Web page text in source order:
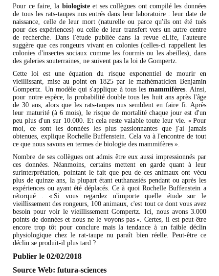
Pour ce faire, la biologisteet ses collègues ont compilé les données
de tous les rats-taupes nus entrés dans leur laboratoire : leur date de
naissance, celle de leur mort (naturelle ou parce qu'ils ont été tués
pour des expériences) ou celle de leur transfert vers un autre centre
de recherche. Dans l'étude publiée dans la revue eLife, l'auteure
suggère que ces rongeurs vivant en colonies (celles-ci rappellent les
colonies d'insectes sociaux comme les fourmis ou les abeilles), dans
des galeries souterraines, ne suivent pas la loi de Gompertz.
Cette loi est une équation du risque exponentiel de mourir en
vieillissant, mise au point en 1825 par le mathématicien Benjamin
Gompertz. Un modèle qui s'applique à tous lesmammifères. Ainsi,
pour notre espèce, la probabilité double tous les huit ans après l'âge
de 30 ans, alors que les rats-taupes nus semblent en faire fi. Après
leur maturité (à 6 mois), le risque de mortalité chaque jour est d'un
peu plus d'un sur 10.000. Et cela reste valable toute leur vie. « Pour
moi, ce sont les données les plus passionnantes que j'ai jamais
obtenues, explique Rochelle Buffenstein. Cela va à l'encontre de tout
ce que nous savons en termes de biologie des mammifères ».
Nombre de ses collègues ont admis être eux aussi impressionnés par
ces données. Néanmoins, certains mettent en garde quant à leur
surinterprétation, pointant le fait que peu de ces animaux ont vécu
plus de quinze ans, la plupart étant euthanasiés pendant ou après les
expériences ou ayant été déplacés. Ce à quoi Rochelle Buffenstein a
rétorqué : « Si vous regardez n'importe quelle étude sur le
vieillissement des rongeurs, 100 animaux, c'est tout ce dont vous avez
besoin pour voir le vieillissement Gompertz. Ici, nous avons 3.000
points de données et nous ne le voyons pas ». Certes, il est peut-être
encore trop tôt pour conclure mais la tendance à un faible déclin
physiologique chez le rat-taupe nu paraît bien réelle. Peut-être ce
déclin se produit-il plus tard ?
Publier le 02/02/2018
Source Web: futura-sciences